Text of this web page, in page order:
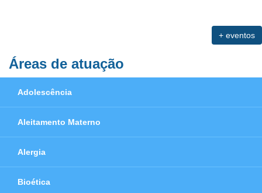
+ eventos
Áreas de atuação
Adolescência
Aleitamento Materno
Alergia
Bioética